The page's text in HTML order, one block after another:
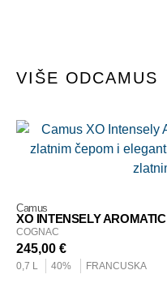
VIŠE ODCAMUS
Camus
XO INTENSELY AROMATIC
COGNAC
245,00 €
0,7 L 40% FRANCUSKA